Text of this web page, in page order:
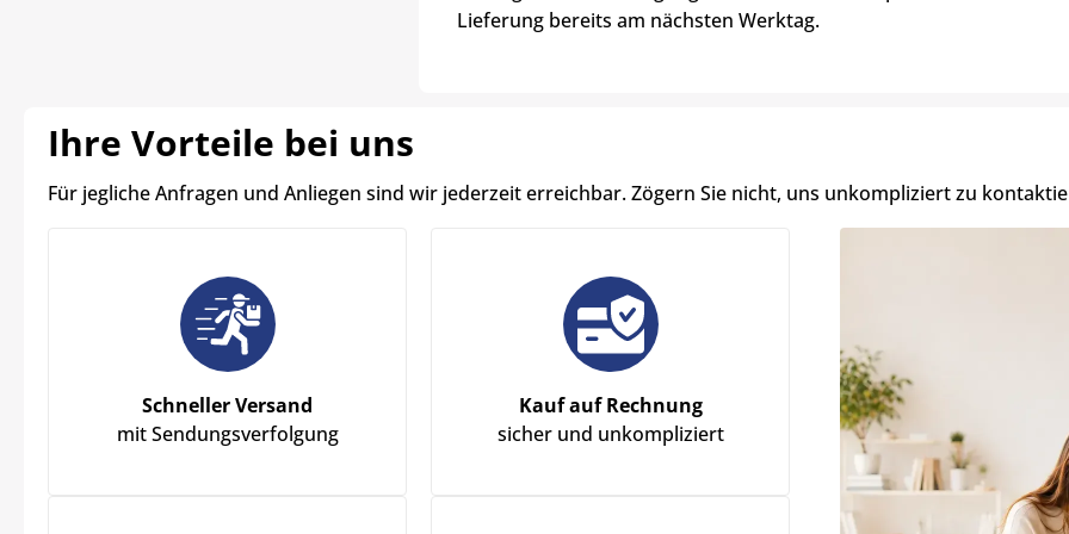
Lieferung bereits am nächsten Werktag.
Ihre Vorteile bei uns
Für jegliche Anfragen und Anliegen sind wir jederzeit erreichbar. Zögern Sie nicht, uns unkompliziert zu
Schneller Versand
mit Sendungsverfolgung
Kauf auf Rechnung
sicher und unkompliziert